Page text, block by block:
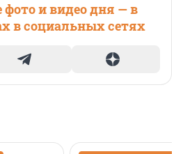
и видео дня — в
в социальных сетях